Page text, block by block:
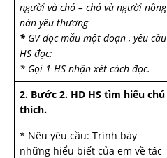
người và chó – chó và người nồng
nàn yêu thương
* GV đọc mẫu một đoạn , yêu cầu
HS đọc:
* Gọi 1 HS nhận xét cách đọc.
2. Bước 2. HD HS tìm hiểu chú
thích.
* Nêu yêu cầu: Trình bày
những hiểu biết của em về tác